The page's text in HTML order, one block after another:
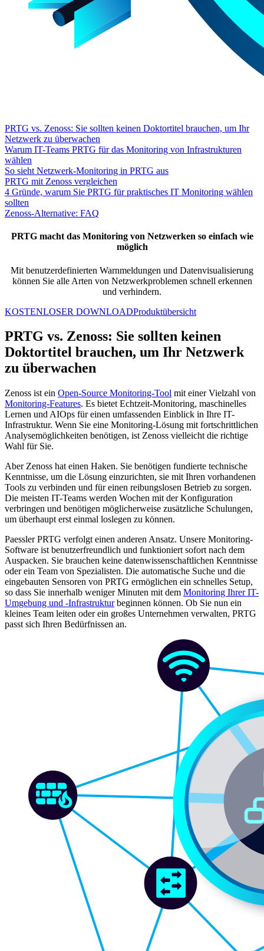
PRTG vs. Zenoss: Sie sollten keinen Doktortitel brauchen, um Ihr
Netzwerk zu überwachen
Warum IT-Teams PRTG für das Monitoring von Infrastrukturen
wählen
So sieht Netzwerk-Monitoring in PRTG aus
PRTG mit Zenoss vergleichen
4 Gründe, warum Sie PRTG für praktisches IT Monitoring wählen
sollten
Zenoss-Alternative: FAQ
PRTG macht das Monitoring von Netzwerken so einfach wie
möglich
Mit benutzerdefinierten Warnmeldungen und Datenvisualisierung
können Sie alle Arten von Netzwerkproblemen schnell erkennen
und verhindern.
KOSTENLOSER DOWNLOADProduktübersicht
PRTG vs. Zenoss: Sie sollten keinen
Doktortitel brauchen, um Ihr Netzwerk
zu überwachen
Zenoss ist ein Open-Source Monitoring-Tool mit einer Vielzahl von
Monitoring-Features. Es bietet Echtzeit-Monitoring, maschinelles
Lernen und AIOps für einen umfassenden Einblick in Ihre IT-
Infrastruktur. Wenn Sie eine Monitoring-Lösung mit fortschrittlichen
Analysemöglichkeiten benötigen, ist Zenoss vielleicht die richtige
Wahl für Sie.
Aber Zenoss hat einen Haken. Sie benötigen fundierte technische
Kenntnisse, um die Lösung einzurichten, sie mit Ihren vorhandenen
Tools zu verbinden und für einen reibungslosen Betrieb zu sorgen.
Die meisten IT-Teams werden Wochen mit der Konfiguration
verbringen und benötigen möglicherweise zusätzliche Schulungen,
um überhaupt erst einmal loslegen zu können.
Paessler PRTG verfolgt einen anderen Ansatz. Unsere Monitoring-
Software ist benutzerfreundlich und funktioniert sofort nach dem
Auspacken. Sie brauchen keine datenwissenschaftlichen Kenntnisse
oder ein Team von Spezialisten. Die automatische Suche und die
eingebauten Sensoren von PRTG ermöglichen ein schnelles Setup,
so dass Sie innerhalb weniger Minuten mit dem Monitoring Ihrer IT-
Umgebung und -Infrastrukturbeginnen können. Ob Sie nun ein
kleines Team leiten oder ein großes Unternehmen verwalten, PRTG
passt sich Ihren Bedürfnissen an.